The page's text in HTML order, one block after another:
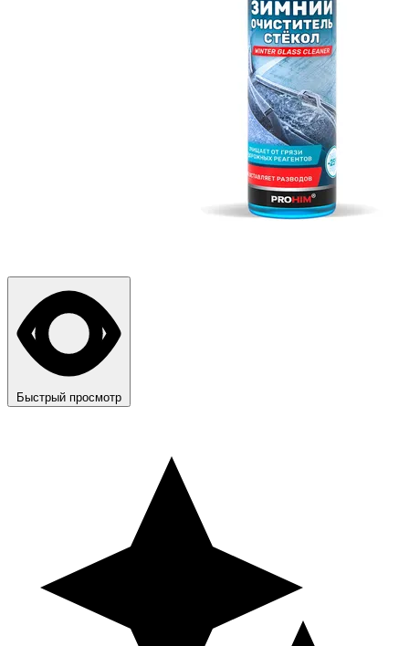
Быстрый просмотр